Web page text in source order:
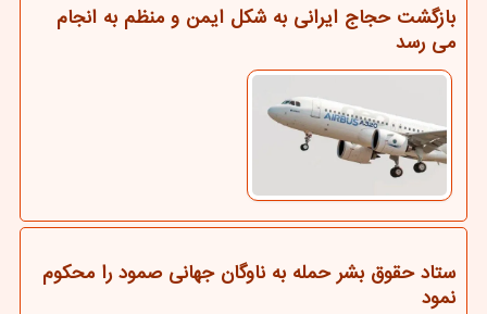
بازگشت حجاج ایرانی به شکل ایمن و منظم به انجام
می رسد
ستاد حقوق بشر حمله به ناوگان جهانی صمود را محکوم
نمود